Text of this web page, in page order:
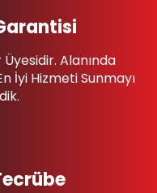
Alanında
İyi Hizmeti Sunmayı